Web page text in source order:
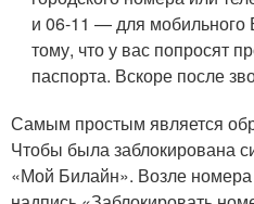
и 06-11 — для мобильного
тому, что у вас попросят
паспорта. Вскоре после
Самым простым является
Чтобы была заблокирована
«Мой Билайн». Возле